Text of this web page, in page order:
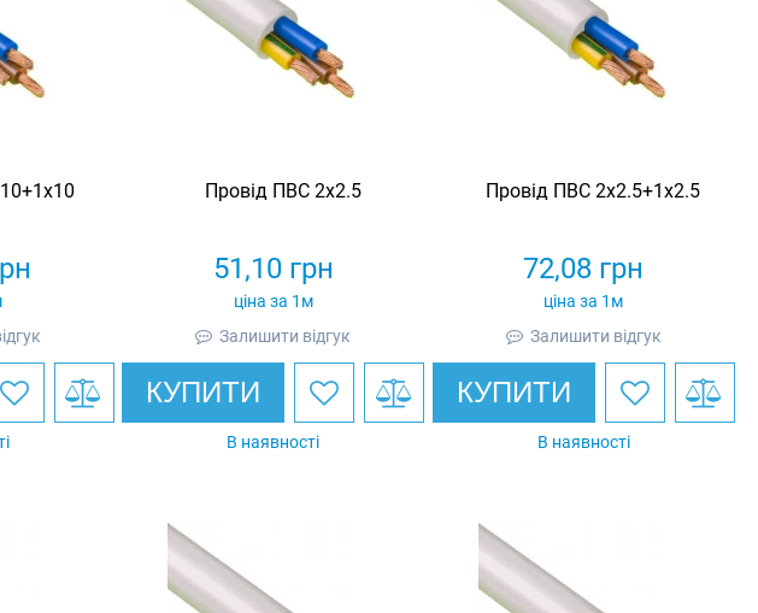
Провід ПВС 2х2.5
51,10грн
ціна за 1м
Залишити відгук
КУПИТИ
В наявності
Провід ПВС 2х2.5+1х2.5
72,08 грн
ціна за 1м
Залишити відгук
КУПИТИ
В наявності